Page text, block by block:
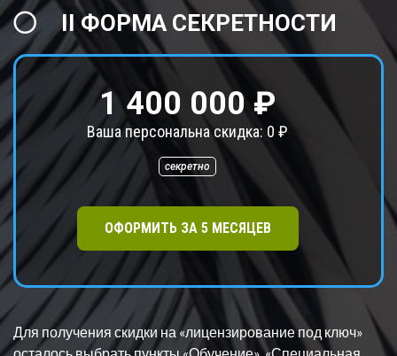
II ФОРМА СЕКРЕТНОСТИ
1 400 000 ₽
Ваша персональна скидка: 0 ₽
секретно
ОФОРМИТЬ ЗА 5МЕСЯЦЕВ
Для получения скидки на «лицензирование под ключ»